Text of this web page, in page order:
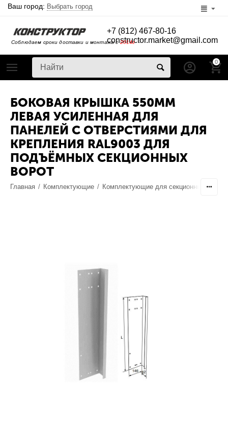
Ваш город: Выбрать город
Соблюдаем сроки доставки и монтажа с2014г
+7 (812) 467-80-16
constructor.market@gmail.com
0
БОКОВАЯ КРЫШКА 550ММ
ЛЕВАЯ УСИЛЕННАЯ ДЛЯ
ПАНЕЛЕЙ С ОТВЕРСТИЯМИ ДЛЯ
КРЕПЛЕНИЯ RAL9003 ДЛЯ
ПОДЪЁМНЫХ СЕКЦИОННЫХ
ВОРОТ
Главная / Комплектующие / Комплектующие для секционных ворот